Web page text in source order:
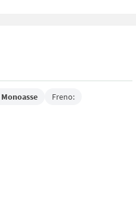
Monoasse Freno: